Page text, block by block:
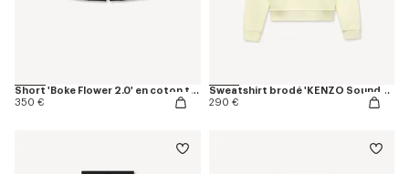
Short 'Boke Flower 2.0' en coton technique
350 €
Sweatshirt brodé 'KENZO Sounds' en coton
290 €